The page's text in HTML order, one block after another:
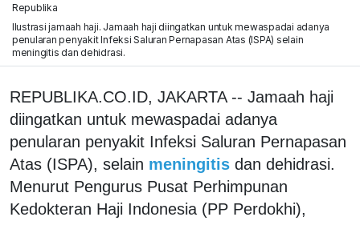
Republika
Ilustrasi jamaah haji. Jamaah haji diingatkan untuk mewaspadai adanya
penularan penyakit Infeksi Saluran Pernapasan Atas (ISPA) selain
meningitis dan dehidrasi.
REPUBLIKA.CO.ID, JAKARTA -- Jamaah haji
diingatkan untuk mewaspadai adanya
penularan penyakit Infeksi Saluran Pernapasan
Atas (ISPA), selain meningitis dan dehidrasi.
Menurut Pengurus Pusat Perhimpunan
Kedokteran Haji Indonesia (PP Perdokhi),